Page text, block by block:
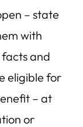
– state
with
and
eligible for
– at
or